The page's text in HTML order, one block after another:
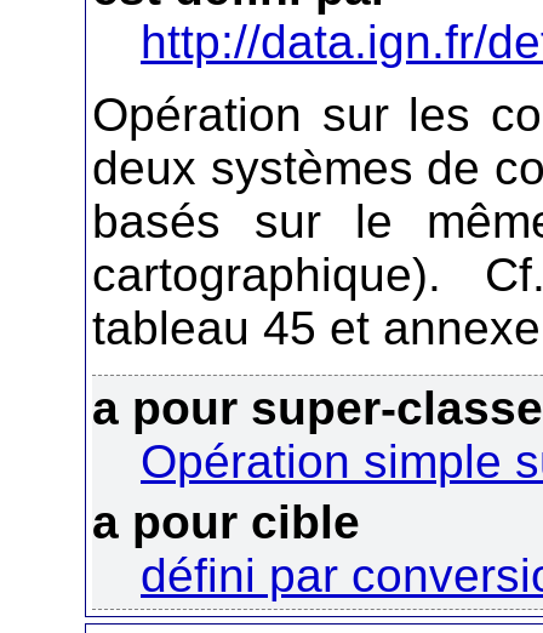
http://data.ign.fr/
Opération sur les
deux systèmes de
basés sur le
cartographique).
tableau 45 et
a pour super-
Opération simple
a pour cible
défini par